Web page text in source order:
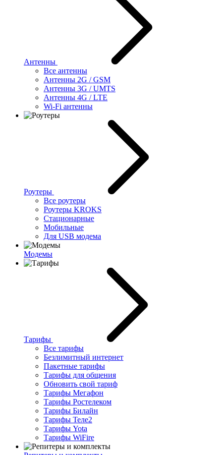
Антенны
Все антенны
Антенны 2G / GSM
Антенны 3G / UMTS
Антенны 4G / LTE
Wi-Fi антенны
Роутеры
Все роутеры
Роутеры KROKS
Стационарные
Мобильные
Для USB модема
Модемы
Тарифы
Все тарифы
Безлимитный интернет
Пакетные тарифы
Тарифы для общения
Обновить свой тариф
Тарифы Мегафон
Тарифы Ростелеком
Тарифы Билайн
Тарифы Теле2
Тарифы Yota
Тарифы WiFire